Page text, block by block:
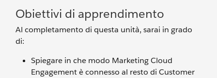
Obiettivi di apprendimento
Al completamento di questa unità, sarai in grado
di:
Spiegare in che modo Marketing Cloud
Engagement è connesso al resto di Customer